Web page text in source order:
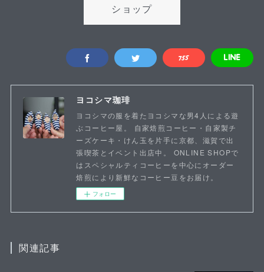
ショップ
ヨコシマ珈琲
ヨコシマの服を着たヨコシマな男4人による遊
ぶコーヒー屋。 自家焙煎コーヒー・自家製チ
ーズケーキ・けん玉を片手に京都、滋賀で出
張喫茶とイベント出店中。 ONLINE SHOPで
はスペシャルティコーヒーを中心にオーダー
焙煎により新鮮なコーヒー豆をお届け。
フォロー
関連記事